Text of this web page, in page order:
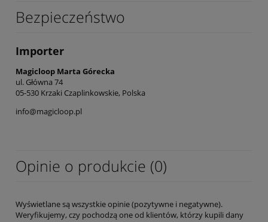
Bezpieczeństwo
Importer
Magicloop Marta Górecka
ul. Główna 74
05-530 Krzaki Czaplinkowskie, Polska
info@magicloop.pl
Opinie o produkcie (0)
Wyświetlane są wszystkie opinie (pozytywne i negatywne).
Weryfikujemy, czy pochodzą one od klientów, którzy kupili dany